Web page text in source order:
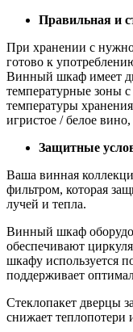
Правильная и
При хранении с
готово к
Винный шкаф имеет
температурные зоны
температуры
игристое / белое
Защитные
Ваша винная
фильтром, которая
лучей и тепла.
Винный шкаф
обеспечивают
шкафу используется
поддерживает
Стеклопакет дверцы
снижает теплопотери